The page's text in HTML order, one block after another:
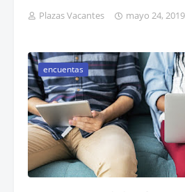
Plazas Vacantes mayo 24, 2019
encuentas